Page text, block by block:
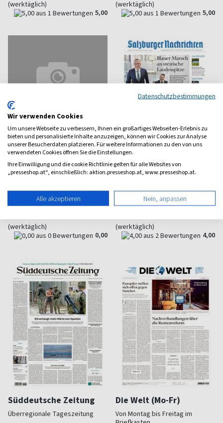
(werktäglich)
5,00
(werktäglich)
5,00
Österreich Samstag
Samstagsausgabe
(werktäglich)
0,00
Salzburger Nachrichten
Tageszeitung für Salzburg
(werktäglich)
4,00
Süddeutsche Zeitung
Überregionale Tageszeitung
Die Welt (Mo-Fr)
Von Montag bis Freitag im
Datenschutzbestimmungen
Wir verwenden Cookies
Um unsere Webseite zu verbessern, Ihnen ein großartiges Webseiten-Erlebnis zu
bieten und personalisierte Inhalte anzuzeigen, können wir Cookies zur Analyse
unserer Besucherdaten platzieren. Für weitere Informationen zu den von uns
verwendeten Cookies öffnen Sie die Einstellungen.
Ihre Einwilligung und die cookie Richtlinie gelten für alle Websites von
„presseshop.at“, einschließlich: aktion.presseshop.at, www.presseshop.at.
Alle akzeptieren Nein, anpassen